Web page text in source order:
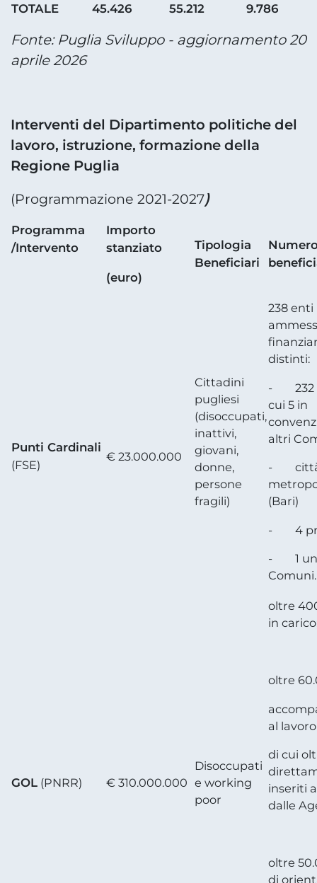
TOTALE 45.426 55.212 9.786
Fonte: Puglia Sviluppo - aggiornamento 20
aprile 2026
Interventi del Dipartimento politiche del
lavoro, istruzione, formazione della
Regione Puglia
(Programmazione 2021-2027)
Programma
/Intervento
Importo
stanziato
(euro)
Tipologia
Beneficiari
Punti Cardinali
(FSE)
€ 23.000.000
Cittadini
pugliesi
(disoccupati,
inattivi,
giovani,
donne,
persone
fragili)
238 enti
distinti:
- 232
cui 5 in
altri
-
(Bari)
- 4
- 1
Comuni.
GOL (PNRR) € 310.000.000
Disoccupati
e working
poor
oltre
in
oltre
al lavoro
di cui
inseriti
dalle
oltre
di